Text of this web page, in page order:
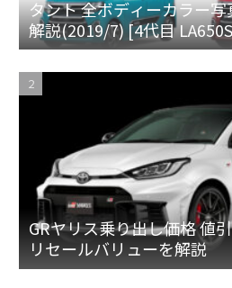
タント 全ボディーカラー
解説(2019/7) [4代目
GRヤリス乗り出し価格 値
リセールバリューを解説